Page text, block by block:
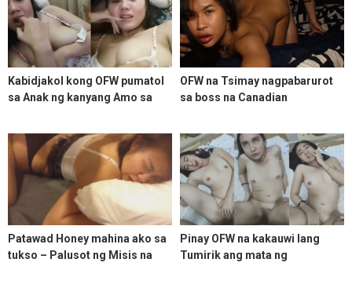
Kabidjakol kong OFW pumatol
sa Anak ng kanyang Amo sa
OFW na Tsimay nagpabarurot
sa boss na Canadian
Patawad Honey mahina ako sa
tukso – Palusot ng Misis na
Pinay OFW na kakauwi lang
Tumirik ang mata ng